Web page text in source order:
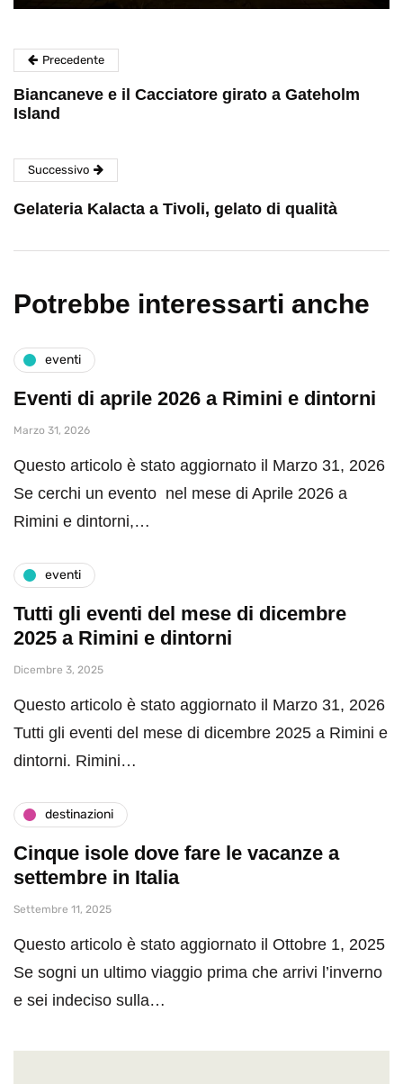
Precedente
Biancaneve e il Cacciatore girato a Gateholm
Island
Successivo
Gelateria Kalacta a Tivoli, gelato di qualità
Potrebbe interessarti anche
eventi
Eventi di aprile 2026 a Rimini e dintorni
Marzo 31, 2026
Questo articolo è stato aggiornato il Marzo 31, 2026
Se cerchi un evento nel mese di Aprile 2026 a
Rimini e dintorni,…
eventi
Tutti gli eventi del mese di dicembre
2025 a Rimini e dintorni
Dicembre 3, 2025
Questo articolo è stato aggiornato il Marzo 31, 2026
Tutti gli eventi del mese di dicembre 2025 a Rimini e
dintorni. Rimini…
destinazioni
Cinque isole dove fare le vacanze a
settembre in Italia
Settembre 11, 2025
Questo articolo è stato aggiornato il Ottobre 1, 2025
Se sogni un ultimo viaggio prima che arrivi l’inverno
e sei indeciso sulla…